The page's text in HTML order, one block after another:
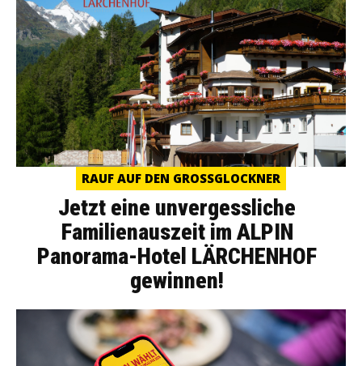
RAUF AUF DEN GROSSGLOCKNER
Jetzt eine unvergessliche
Familienauszeit im ALPIN
Panorama-Hotel LÄRCHENHOF
gewinnen!